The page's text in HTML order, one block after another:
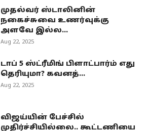
முதல்வர் ஸ்டாலினின்
நகைச்சுவை உணர்வுக்கு
அளவே இல்ல...
Aug 22, 2025
டாப் 5 ஸ்ட்ரீமிங் பிளாட்பார்ம் எது
தெரியுமா? கவனத்...
Aug 22, 2025
விஜய்யின் பேச்சில்
முதிர்ச்சியில்லை.. கூட்டணியை